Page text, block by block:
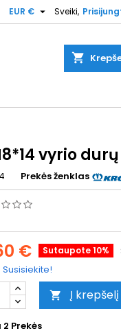
Sveiki,
EUR € 
shopping_cart
vyrio
Prekės ženklas
€ Sutaupote 10%
 Į krepšelį
2 Prekės